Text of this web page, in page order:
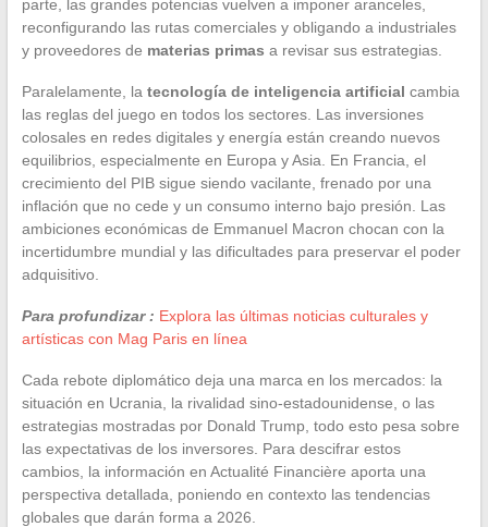
parte, las grandes potencias vuelven a imponer aranceles,
reconfigurando las rutas comerciales y obligando a industriales
y proveedores de materias primas a revisar sus estrategias.
Paralelamente, la tecnología de inteligencia artificial cambia
las reglas del juego en todos los sectores. Las inversiones
colosales en redes digitales y energía están creando nuevos
equilibrios, especialmente en Europa y Asia. En Francia, el
crecimiento del PIB sigue siendo vacilante, frenado por una
inflación que no cede y un consumo interno bajo presión. Las
ambiciones económicas de Emmanuel Macron chocan con la
incertidumbre mundial y las dificultades para preservar el poder
adquisitivo.
Para profundizar : Explora las últimas noticias culturales y
artísticas con Mag Paris en línea
Cada rebote diplomático deja una marca en los mercados: la
situación en Ucrania, la rivalidad sino-estadounidense, o las
estrategias mostradas por Donald Trump, todo esto pesa sobre
las expectativas de los inversores. Para descifrar estos
cambios, la información en Actualité Financière aporta una
perspectiva detallada, poniendo en contexto las tendencias
globales que darán forma a 2026.